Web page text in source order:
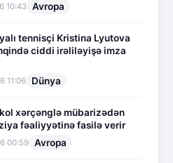
10:43 Avropa
tennisçi Kristina Lyutova
ciddi irəliləyişə imza
11:06 Dünya
xərçənglə mübarizədən
fəaliyyətinə fasilə verir
00:59 Avropa